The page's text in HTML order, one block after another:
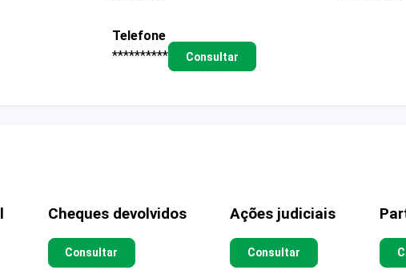
Telefone
**********
Consultar
Cheques devolvidos
Consultar
Ações judiciais
Consultar